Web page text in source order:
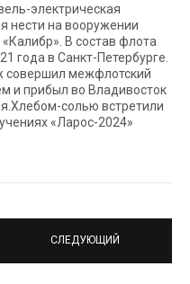
электрическая
нести на вооружении
В состав флота
года в Санкт-Петербурге.
совершил межфлотский
и прибыл во Владивосток
солью встретили
«Ларос-2024»
СЛЕДУЮЩИЙ